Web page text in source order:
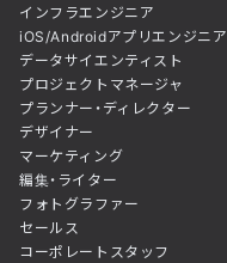
インフラエンジニア
iOS/Androidアプリエンジニア
データサイエンティスト
プロジェクトマネージャ
プランナー・ディレクター
デザイナー
マーケティング
編集・ライター
フォトグラファー
セールス
コーポレートスタッフ